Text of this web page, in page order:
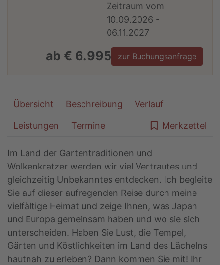
Zeitraum vom
10.09.2026 -
06.11.2027
ab € 6.995 zur Buchungsanfrage
Übersicht Beschreibung Verlauf
Leistungen Termine Merkzettel
Im Land der Gartentraditionen und
Wolkenkratzer werden wir viel Vertrautes und
gleichzeitig Unbekanntes entdecken. Ich begleite
Sie auf dieser aufregenden Reise durch meine
vielfältige Heimat und zeige Ihnen, was Japan
und Europa gemeinsam haben und wo sie sich
unterscheiden. Haben Sie Lust, die Tempel,
Gärten und Köstlichkeiten im Land des Lächelns
hautnah zu erleben? Dann kommen Sie mit! Ihr